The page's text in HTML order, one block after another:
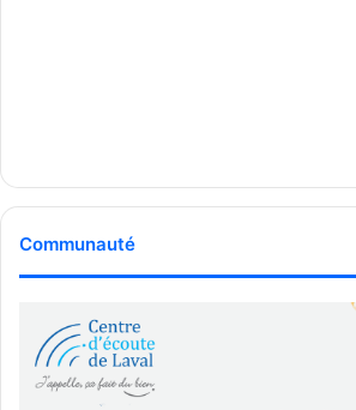
Châteaux.
La majorité des terrains (85 % pour être
appartiennent à la Ville. Il est donc
Ville établisse des critères élevés en
environnementale et de
bâtiments.
Communauté